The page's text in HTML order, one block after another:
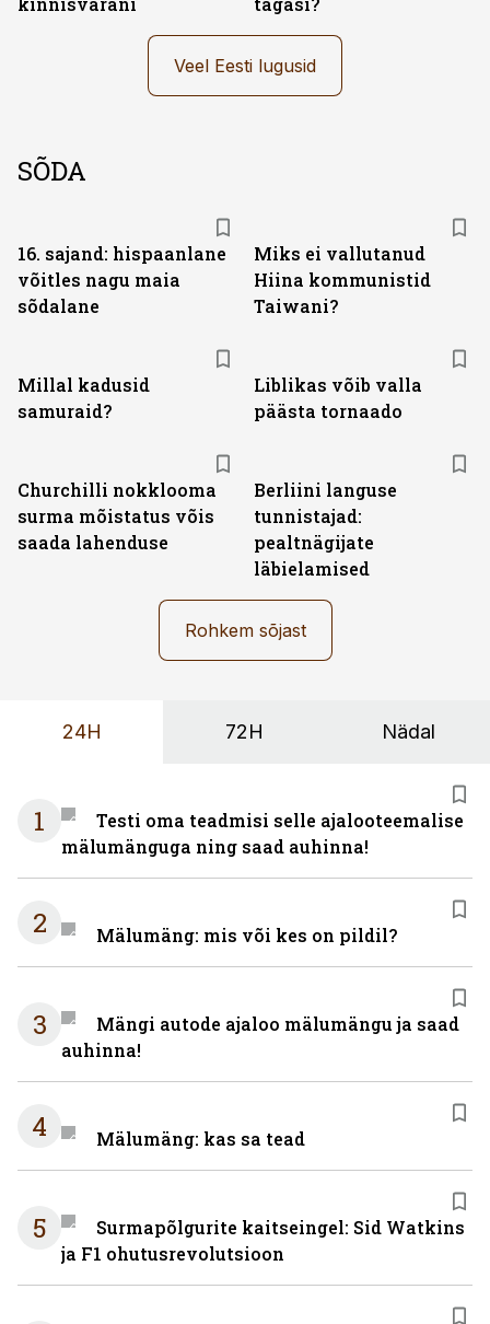
Veel Eesti lugusid
SÕDA
16. sajand: hispaanlane
võitles nagu maia
sõdalane
Miks ei vallutanud
Hiina kommunistid
Taiwani?
Millal kadusid
samuraid?
Liblikas võib valla
päästa tornaado
Churchilli nokklooma
surma mõistatus võis
saada lahenduse
Berliini languse
tunnistajad:
pealtnägijate
läbielamised
Rohkem sõjast
24H 72H Nädal
1
Testi oma teadmisi selle ajalooteemalise
mälumänguga ning saad auhinna!
2 Mälumäng: mis või kes on pildil?
3
Mängi autode ajaloo mälumängu ja saad
auhinna!
4 Mälumäng: kas sa tead
5
Surmapõlgurite kaitseingel: Sid Watkins
ja F1 ohutusrevolutsioon